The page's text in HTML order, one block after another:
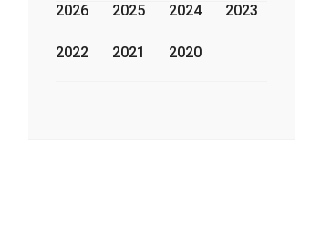
2026 2025 2024 2023
2022 2021 2020